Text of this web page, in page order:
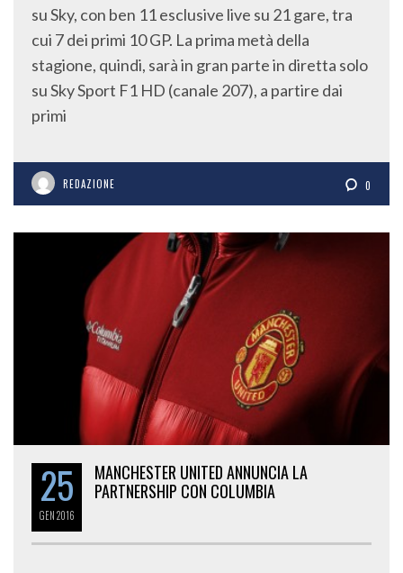
su Sky, con ben 11 esclusive live su 21 gare, tra
cui 7 dei primi 10 GP. La prima metà della
stagione, quindi, sarà in gran parte in diretta solo
su Sky Sport F1 HD (canale 207), a partire dai
primi
REDAZIONE 0
25
GEN2016
MANCHESTER UNITED ANNUNCIA LA
PARTNERSHIP CON COLUMBIA